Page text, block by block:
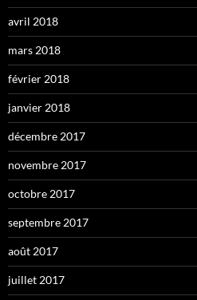
avril 2018
mars 2018
février 2018
janvier 2018
décembre 2017
novembre 2017
octobre 2017
septembre 2017
août 2017
juillet 2017